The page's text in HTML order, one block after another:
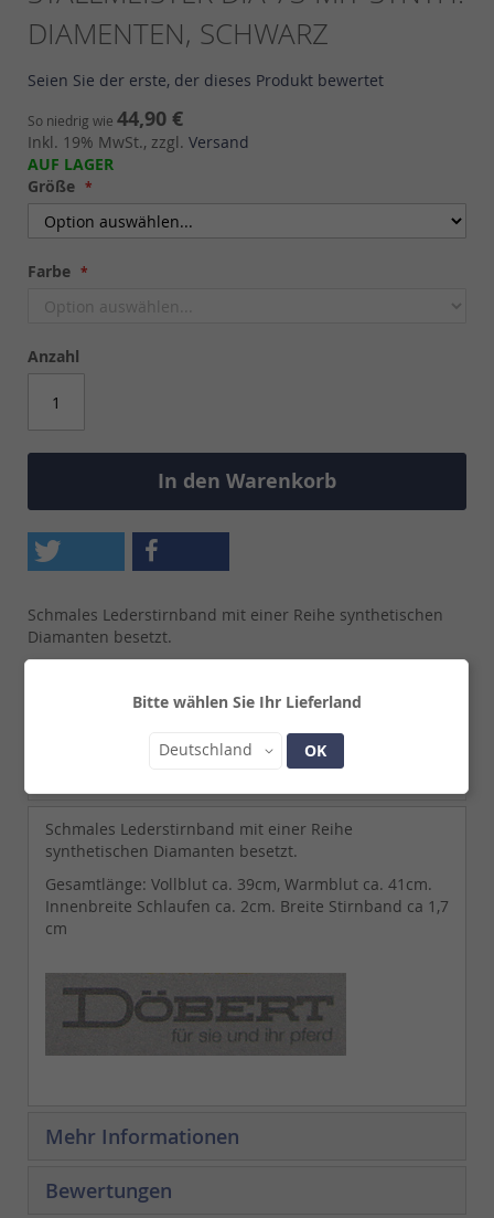
Bitte wählen Sie Ihr Lieferland
Land
Deutschland OK
beginning
of
the
images
DIAMENTEN, SCHWARZ
Seien Sie der erste, der dieses Produkt bewertet
So niedrig wie 44,90 €
Inkl. 19% MwSt., zzgl. Versand
AUF LAGER
Größe
Farbe
Anzahl
In den Warenkorb
Schmales Lederstirnband mit einer Reihe synthetischen
Diamanten besetzt.
Innebreite Schlaufen ca. 2cm. Breite Stirnband ca 1,7 cm
Schmales Lederstirnband mit einer Reihe
synthetischen Diamanten besetzt.
Gesamtlänge: Vollblut ca. 39cm, Warmblut ca. 41cm.
Innenbreite Schlaufen ca. 2cm. Breite Stirnband ca 1,7
cm
Mehr Informationen
Bewertungen